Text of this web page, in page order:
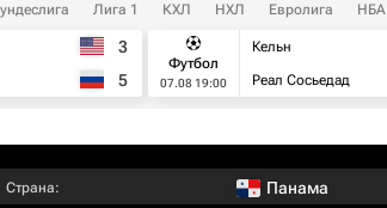
Лига 1 КХЛ НХЛ Евролига НБА
3
5
Футбол
07.08 19:00
Кельн
Реал Сосьедад
Страна: Панама